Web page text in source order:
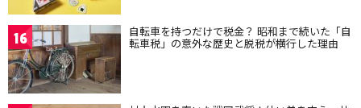
16 自転車を持つだけで税金？ 昭和まで続いた「自
転車税」の意外な歴史と脱税が横行した理由